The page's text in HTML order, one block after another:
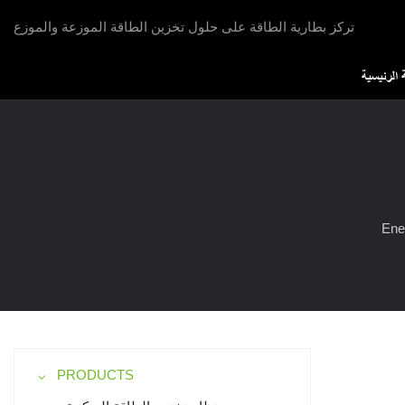
تركز بطارية الطاقة على حلول تخزين الطاقة الموزعة والموزع
PRODUCTS